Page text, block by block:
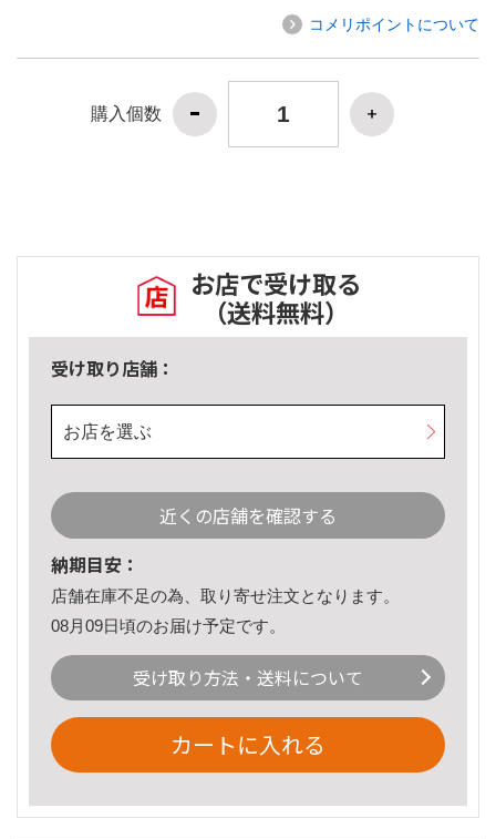
コメリポイントについて
購入個数
お店で受け取る
（送料無料）
受け取り店舗：
お店を選ぶ
近くの店舗を確認する
納期目安：
店舗在庫不足の為、取り寄せ注文となります。
08月09日頃のお届け予定です。
受け取り方法・送料について
カートに入れる